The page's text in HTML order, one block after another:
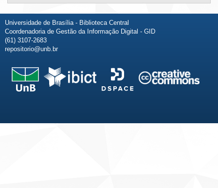
Universidade de Brasília - Biblioteca Central
Coordenadoria de Gestão da Informação Digital - GID
(61) 3107-2683
repositorio@unb.br